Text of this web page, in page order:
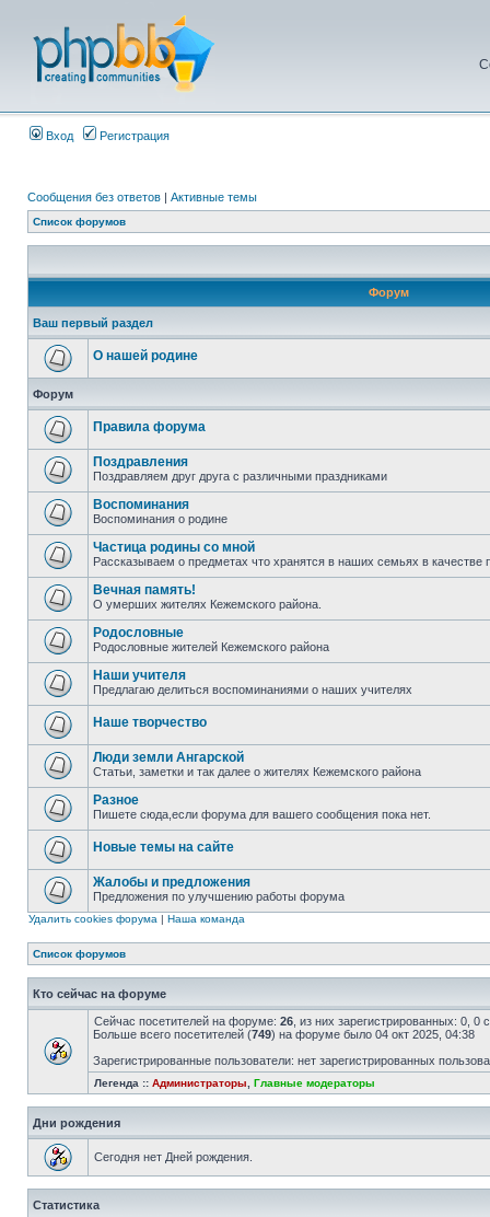
Вход Регистрация
Сообщения без ответов | Активные темы
Список форумов
Форум
Ваш первый раздел
О нашей родине
Форум
Правила форума
Поздравления
Поздравляем друг друга с различными праздниками
Воспоминания
Воспоминания о родине
Частица родины со мной
Рассказываем о предметах что хранятся в наших семьях в
Вечная память!
О умерших жителях Кежемского района.
Родословные
Родословные жителей Кежемского района
Наши учителя
Предлагаю делиться воспоминаниями о наших учителях
Наше творчество
Люди земли Ангарской
Статьи, заметки и так далее о жителях Кежемского района
Разное
Пишете сюда,если форума для вашего сообщения пока нет.
Новые темы на сайте
Жалобы и предложения
Предложения по улучшению работы форума
Удалить cookies форума | Наша команда
Список форумов
Кто сейчас на форуме
Сейчас посетителей на форуме: 26 , из них зарегистрированных: 0,
Больше всего посетителей (749) на форуме было 04 окт 2025, 04:38
Зарегистрированные пользователи: нет зарегистрированных
Легенда :: Администраторы Главные модераторы
Дни рождения
Сегодня нет Дней рождения.
Статистика